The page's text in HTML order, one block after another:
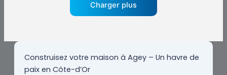
Charger plus
Construisez votre maison à Agey – Un havre de
paix en Côte-d’Or